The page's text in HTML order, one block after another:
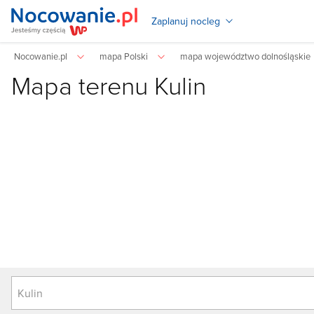
Zaplanuj nocleg
Nocowanie.pl mapa Polski mapa województwo dolnośląskie
Mapa terenu Kulin